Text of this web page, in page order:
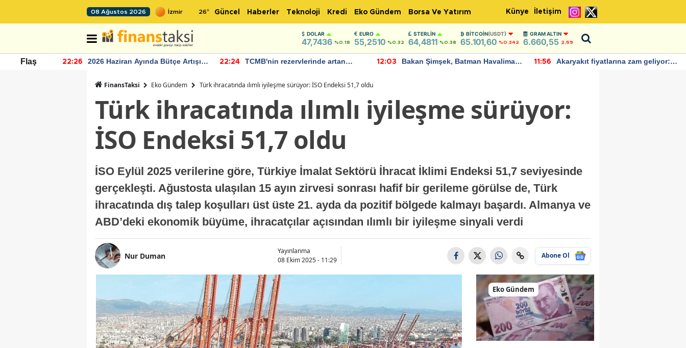
08 Ağustos 2026 26° Güncel Haberler Teknoloji Kredi Eko Gündem Borsa Ve Yatırım Künye İletişim
DOLAR
47,7436 %0.18
EURO
55,2510 %0.32
STERLIN
64,4811 %0.38
BITCOIN(USDT)
65.101,60 %0.342
GRAM ALTIN
6.660,55 2,59
Flaş 22:26
2026 Haziran Ayında Bütçe Artışı
22:24
TCMB'nin rezervlerinde artan
12:03
Bakan Şimşek, Batman Havalimanı
11:56
Akaryakıt fiyatlarına zam geliyor:
FinansTaksi Eko Gündem Türk ihracatında ılımlı iyileşme sürüyor: İSO Endeksi 51,7 oldu
Türk ihracatında ılımlı iyileşme sürüyor:
İSO Endeksi 51,7 oldu
İSO Eylül 2025 verilerine göre, Türkiye İmalat Sektörü İhracat İklimi Endeksi 51,7 seviyesinde
gerçekleşti. Ağustosta ulaşılan 15 ayın zirvesi sonrası hafif bir gerileme görülse de, Türk
ihracatında dış talep koşulları üst üste 21. ayda da pozitif bölgede kalmayı başardı. Almanya ve
ABD’deki ekonomik büyüme, ihracatçılar açısından ılımlı bir iyileşme sinyali verdi
Nur Duman
Yayınlanma
08 Ekim 2025 - 11:29
Abone Ol
Eko Gündem